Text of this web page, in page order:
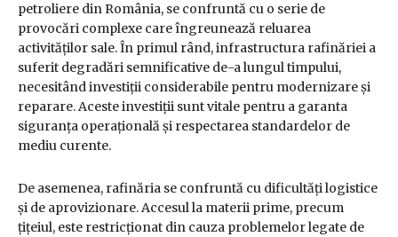
petroliere din România, se confruntă cu o serie de
provocări complexe care îngreunează reluarea
activităților sale. În primul rând, infrastructura rafinăriei a
suferit degradări semnificative de-a lungul timpului,
necesitând investiții considerabile pentru modernizare și
reparare. Aceste investiții sunt vitale pentru a garanta
siguranța operațională și respectarea standardelor de
mediu curente.
De asemenea, rafinăria se confruntă cu dificultăți logistice
și de aprovizionare. Accesul la materii prime, precum
țițeiul, este restricționat din cauza problemelor legate de